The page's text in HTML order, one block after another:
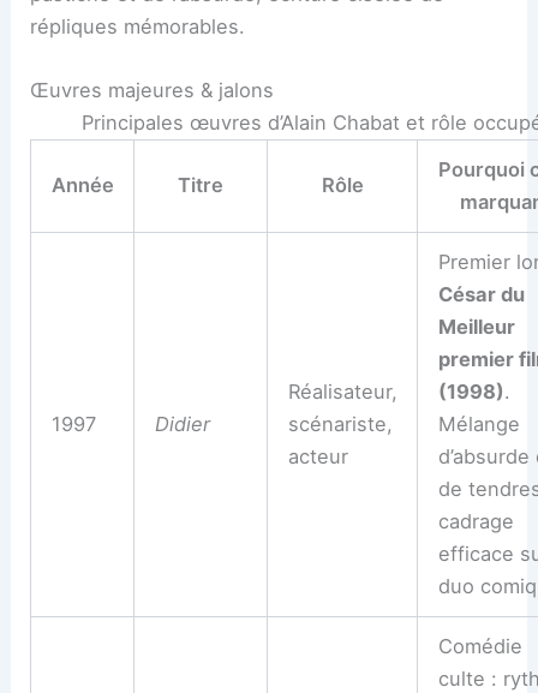
répliques mémorables.
Œuvres majeures & jalons
Principales œuvres d’Alain Chabat et rôle
Année Titre Rôle
Pourquoi
1997 Didier
Réalisateur,
scénariste,
acteur
Premier
César du
Meilleur
premier
(1998).
Mélange
d’absurde
de
cadrage
efficace
duo
Comédie
culte :